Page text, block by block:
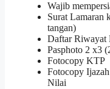
Wajib
Surat Lamaran
tangan)
Daftar Riwayat
Pasphoto 2 x3
Fotocopy KTP
Fotocopy
Nilai